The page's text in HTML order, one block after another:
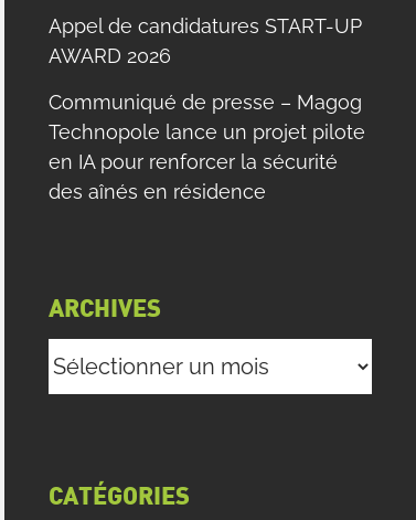
Appel de candidatures START-UP
AWARD 2026
Communiqué de presse – Magog
Technopole lance un projet pilote
en IA pour renforcer la sécurité
des aînés en résidence
ARCHIVES
Archives
CATÉGORIES